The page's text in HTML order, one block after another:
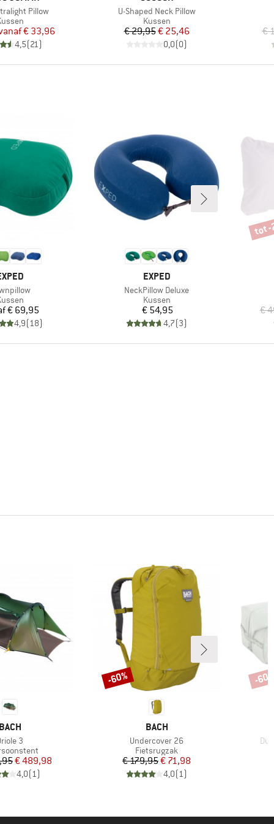
Pillow
Prijs
Verlaagde prijs
€ 33,96
4,5(21)
Artikel
U-Shaped Neck Pillow
Productgroep
Kussen
Prijs
€ 29,95Verlaagde prijs
€ 25,46
0,0(0)
€
Prijs
€ 69,95
4,9(18)
MERK
EXPED
Artikel
NeckPillow Deluxe
Productgroep
Kussen
Prijs
€ 54,95
4,7(3)
€
tot
MERK
BACH
3
Prijs
Verlaagde prijs
€ 489,98
4,0(1)
MERK
BACH
Artikel
Undercover 26
Productgroep
Fietsrugzak
Prijs
€ 179,95Verlaagde prijs
€ 71,98
4,0(1)
Korting
-60% -